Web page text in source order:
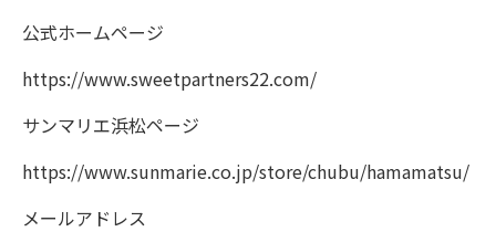
公式ホームページ
https://www.sweetpartners22.com/
サンマリエ浜松ページ
https://www.sunmarie.co.jp/store/chubu/hamamatsu/
メールアドレス